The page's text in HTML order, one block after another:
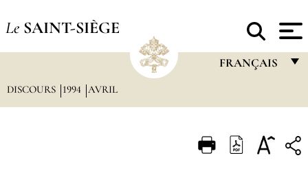
Le SAINT-SIÈGE
FRANÇAIS
ITALIANO
DISCOURS 1994 AVRIL